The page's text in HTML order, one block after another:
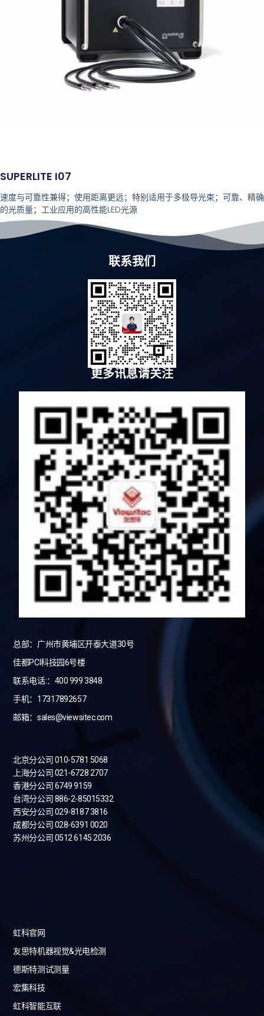
SUPERLITE I07
速度与可靠性兼得；使用距离更远；特别适用于多极导光束；可靠、精确
的光质量；工业应用的高性能LED光源
联系我们
更多讯息请关注
总部：广州市黄埔区开泰大道30号
佳都PCI科技园6号楼
联系电话:：400 999 3848
手机：17317892657
邮箱：sales@viewsitec.com
北京分公司 010-5781 5068
上海分公司 021-6728 2707
香港分公司 6749 9159
台湾分公司886-2-85015332
西安分公司 029-8187 3816
成都分公司 028-6391 0020
苏州分公司 0512 6145 2036
虹科官网
友思特机器视觉&光电检测
德斯特测试测量
宏集科技
虹科智能互联